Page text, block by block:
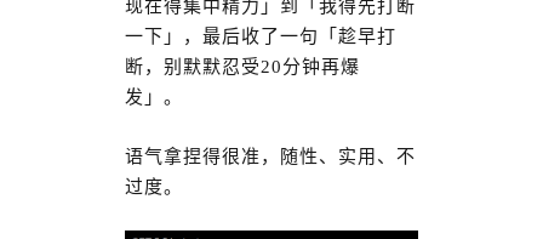
现在得集中精力」到「我得先打断
一下」，最后收了一句「趁早打
断，别默默忍受20分钟再爆
发」。
语气拿捏得很准，随性、实用、不
过度。